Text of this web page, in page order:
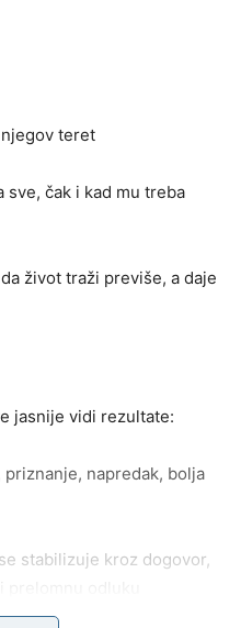
teret
sve, čak i kad mu treba
život traži previše, a daje
jasnije vidi rezultate:
napredak, bolja
stabilizuje kroz dogovor,